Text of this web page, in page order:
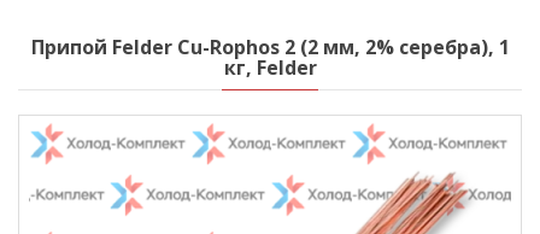
Припой Felder Cu-Rophos 2 (2 мм, 2% серебра), 1
кг, Felder